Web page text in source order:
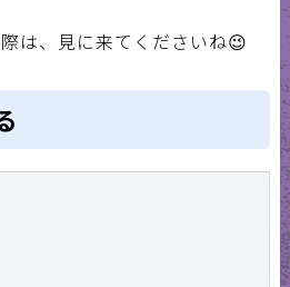
は、見に来てくださいね😉